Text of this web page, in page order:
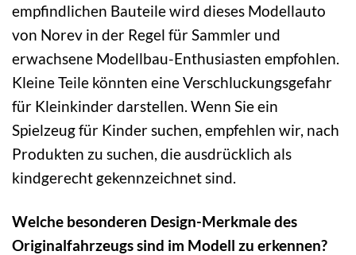
empfindlichen Bauteile wird dieses Modellauto
von Norev in der Regel für Sammler und
erwachsene Modellbau-Enthusiasten empfohlen.
Kleine Teile könnten eine Verschluckungsgefahr
für Kleinkinder darstellen. Wenn Sie ein
Spielzeug für Kinder suchen, empfehlen wir, nach
Produkten zu suchen, die ausdrücklich als
kindgerecht gekennzeichnet sind.
Welche besonderen Design-Merkmale des
Originalfahrzeugs sind im Modell zu erkennen?